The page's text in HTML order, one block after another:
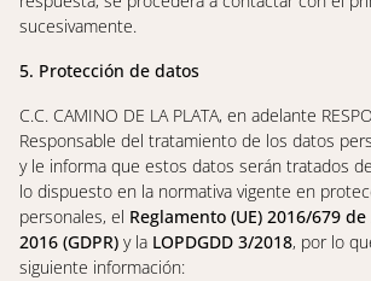
sucesivamente.
5. Protección de datos
C.C. CAMINO DE LA PLATA, en adelante
Responsable del tratamiento de los datos
y le informa que estos datos serán tratados
lo dispuesto en la normativa vigente en
personales, el Reglamento (UE) 2016/679
2016 (GDPR) y la LOPDGDD 3/2018, por lo
siguiente información: